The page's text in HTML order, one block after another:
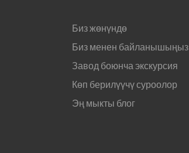
Биз жөнүндө
Биз менен байланышыңыз
Завод боюнча экскурсия
Көп берилүүчү суроолор
Эң мыкты блог